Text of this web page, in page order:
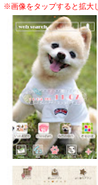
※画像をタップすると拡大